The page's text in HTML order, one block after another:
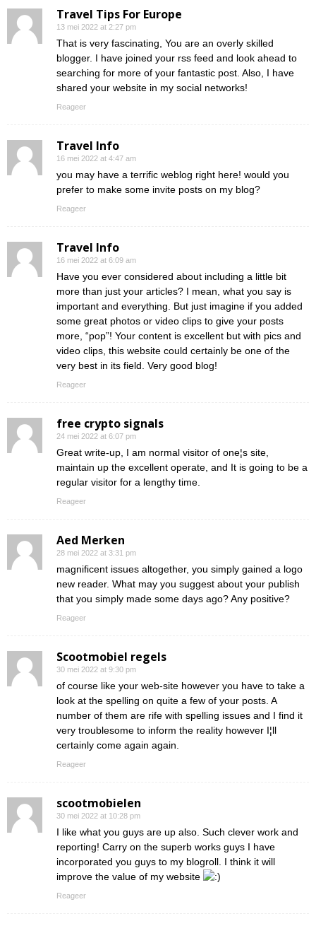
Travel Tips For Europe
13 mei 2022 at 2:27 pm
That is very fascinating, You are an overly skilled
blogger. I have joined your rss feed and look ahead to
searching for more of your fantastic post. Also, I have
shared your website in my social networks!
Reageer
Travel Info
16 mei 2022 at 4:47 am
you may have a terrific weblog right here! would you
prefer to make some invite posts on my blog?
Reageer
Travel Info
16 mei 2022 at 6:09 am
Have you ever considered about including a little bit
more than just your articles? I mean, what you say is
important and everything. But just imagine if you added
some great photos or video clips to give your posts
more, “pop”! Your content is excellent but with pics and
video clips, this website could certainly be one of the
very best in its field. Very good blog!
Reageer
free crypto signals
24 mei 2022 at 6:07 pm
Great write-up, I am normal visitor of one¦s site,
maintain up the excellent operate, and It is going to be a
regular visitor for a lengthy time.
Reageer
Aed Merken
28 mei 2022 at 3:31 pm
magnificent issues altogether, you simply gained a logo
new reader. What may you suggest about your publish
that you simply made some days ago? Any positive?
Reageer
Scootmobiel regels
30 mei 2022 at 9:30 pm
of course like your web-site however you have to take a
look at the spelling on quite a few of your posts. A
number of them are rife with spelling issues and I find it
very troublesome to inform the reality however I¦ll
certainly come again again.
Reageer
scootmobielen
30 mei 2022 at 10:28 pm
I like what you guys are up also. Such clever work and
reporting! Carry on the superb works guys I have
incorporated you guys to my blogroll. I think it will
improve the value of my website
Reageer